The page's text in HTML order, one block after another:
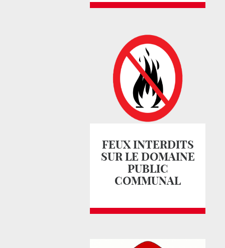
FEUX INTERDITS
SUR LE DOMAINE
PUBLIC
COMMUNAL